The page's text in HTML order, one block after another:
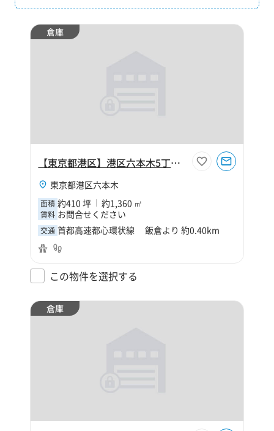
倉庫
【東京都港区】港区六本木5丁目410坪倉庫
東京都港区六本木
面積 約410 坪 約1,360 ㎡
賃料 お問合せください
交通 首都高速都心環状線 飯倉より 約0.40km
この物件を選択する
倉庫